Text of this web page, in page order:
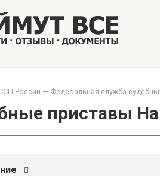
России — Федеральная служба
приставы